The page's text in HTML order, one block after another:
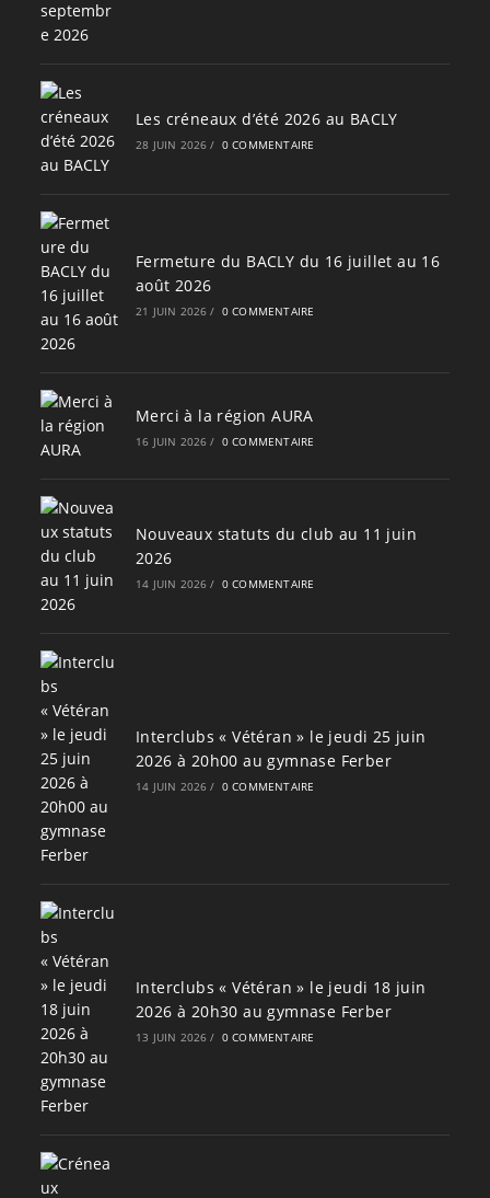
Les créneaux d’été 2026 au BACLY
28 JUIN 2026 / 0 COMMENTAIRE
Fermeture du BACLY du 16 juillet au 16
août 2026
21 JUIN 2026 / 0 COMMENTAIRE
Merci à la région AURA
16 JUIN 2026 / 0 COMMENTAIRE
Nouveaux statuts du club au 11 juin
2026
14 JUIN 2026 / 0 COMMENTAIRE
Interclubs « Vétéran » le jeudi 25 juin
2026 à 20h00 au gymnase Ferber
14 JUIN 2026 / 0 COMMENTAIRE
Interclubs « Vétéran » le jeudi 18 juin
2026 à 20h30 au gymnase Ferber
13 JUIN 2026 / 0 COMMENTAIRE